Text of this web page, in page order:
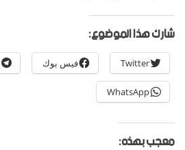
شارك هذا الموضوع:
Twitter فيس بوك
WhatsApp
معجب بهذه: